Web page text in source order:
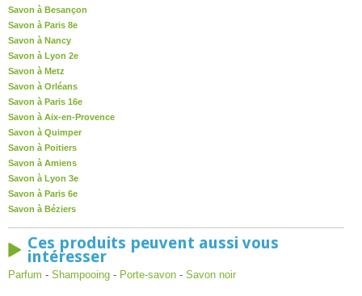
Savon à Besançon
Savon à Paris 8e
Savon à Nancy
Savon à Lyon 2e
Savon à Metz
Savon à Orléans
Savon à Paris 16e
Savon à Aix-en-Provence
Savon à Quimper
Savon à Poitiers
Savon à Amiens
Savon à Lyon 3e
Savon à Paris 6e
Savon à Béziers
Ces produits peuvent aussi vous
intéresser
Parfum - Shampooing - Porte-savon - Savon noir